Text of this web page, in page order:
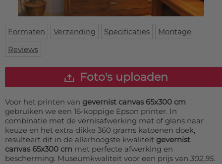
Deurmat
Vloermat
Skateboard deck
Over ons
Inloggen
WhatsApp
Formaten Verzending Specificaties
Montage
Reviews
Foto's uploaden
Voor het printen van gevernist canvas 65x300 cm
gebruiken we een 16-koppige Epson printer. In
combinatie met de vernisafwerking mat of glans naar
keuze en het extra dikke 360 grams katoenen doek,
resulteert dit in de allerhoogste kwaliteit gevernist
canvas 65x300 cm met perfecte afwerking en
bescherming. Museumkwaliteit voor een prijs van 302,95.